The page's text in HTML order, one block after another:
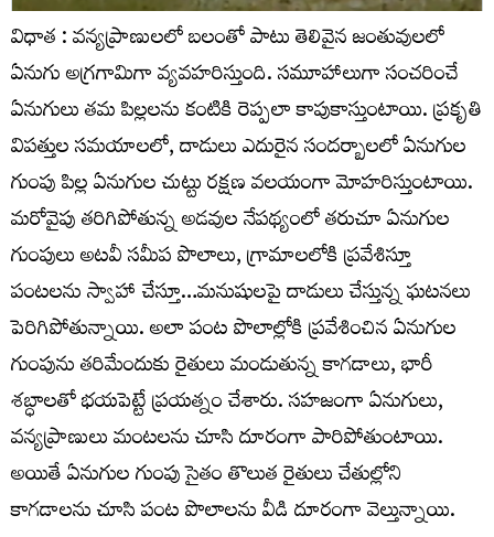
విధాత : వన్యప్రాణులలో బలంతో పాటు తెలివైన జంతువులలో
ఏనుగు అగ్రగామిగా వ్యవహరిస్తుంది. సమూహాలుగా సంచరించే
ఏనుగులు తమ పిల్లలను కంటికి రెప్పలా కాపుకాస్తుంటాయి. ప్రకృతి
విపత్తుల సమయాలలో, దాడులు ఎదురైన సందర్బాలలో ఏనుగుల
గుంపు పిల్ల ఏనుగుల చుట్టు రక్షణ వలయంగా మోహరిస్తుంటాయి.
మరోవైపు తరిగిపోతున్న అడవుల నేపథ్యంలో తరుచూ ఏనుగుల
గుంపులు అటవీ సమీప పొలాలు, గ్రామాలలోకి ప్రవేశిస్తూ
పంటలను స్వాహా చేస్తూ…మనుషులపై దాడులు చేస్తున్న ఘటనలు
పెరిగిపోతున్నాయి. అలా పంట పొలాల్లోకి ప్రవేశించిన ఏనుగుల
గుంపును తరిమేందుకు రైతులు మండుతున్న కాగడాలు, భారీ
శబ్ధాలతో భయపెట్టే ప్రయత్నం చేశారు. సహజంగా ఏనుగులు,
వన్యప్రాణులు మంటలను చూసి దూరంగా పారిపోతుంటాయి.
అయితే ఏనుగుల గుంపు సైతం తొలుత రైతులు చేతుల్లోని
కాగడాలను చూసి పంట పొలాలను వీడి దూరంగా వెల్తున్నాయి.